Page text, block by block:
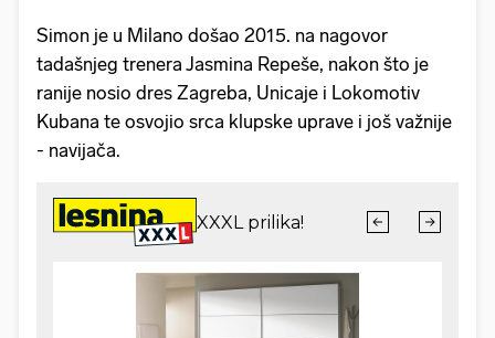
Simon je u Milano došao 2015. na nagovor
tadašnjeg trenera Jasmina Repeše, nakon što je
ranije nosio dres Zagreba, Unicaje i Lokomotiv
Kubana te osvojio srca klupske uprave i još važnije
- navijača.